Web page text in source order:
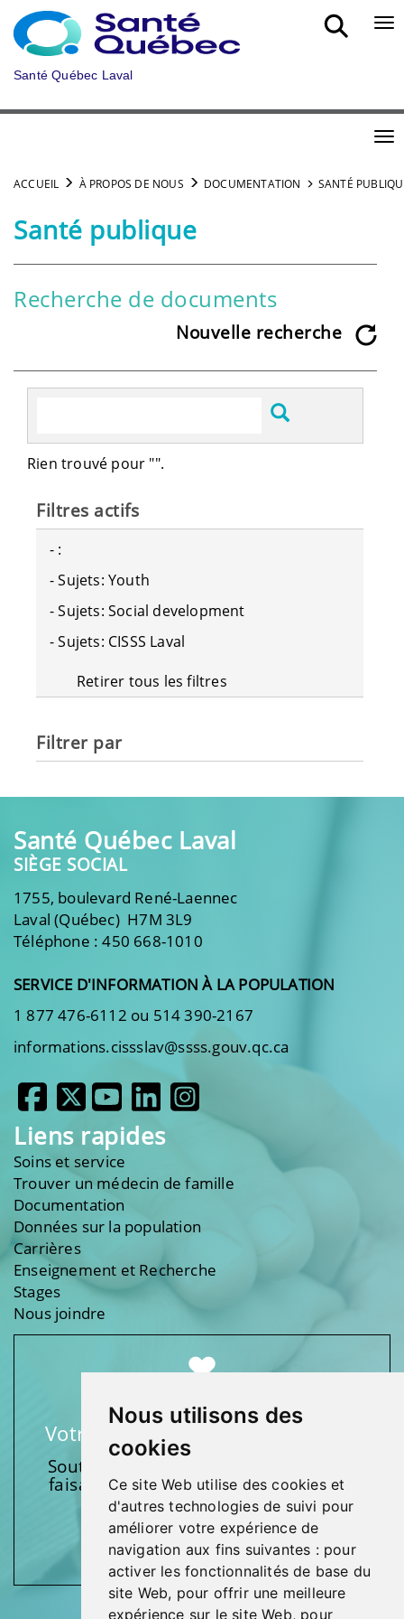
Nous utilisons des
cookies
Ce site Web utilise des cookies et
d'autres technologies de suivi pour
améliorer votre expérience de
navigation aux fins suivantes : pour
activer les fonctionnalités de base du
site Web, pour offrir une meilleure
expérience sur le site Web, pour
Aller au menu principal
Santé Québec Laval
ACCUEIL À PROPOS DE NOUS DOCUMENTATION SANTÉ
Santé publique
Recherche de documents
Nouvelle recherche
Rien trouvé pour "".
Filtres actifs
- :
-Sujets: Youth
-Sujets: Social development
-Sujets: CISSS Laval
Retirer tous les filtres
Filtrer par
Santé Québec Laval
SIÈGE SOCIAL
1755, boulevard René-Laennec
Laval (Québec) H7M 3L9
Téléphone : 450 668-1010
SERVICE D'INFORMATION À LA POPULATION
1 877 476-6112 ou 514 390-2167
informations.cissslav@ssss.gouv.qc.ca
Liens rapides
Soins et service
Trouver un médecin de famille
Documentation
Données sur la population
Carrières
Enseignement et Recherche
Stages
Nous joindre
Votre soutien fait une différence
Soutenez l’une de nos fondations en
faisant un don et en participant aux
activités.
Donnez généreusement!